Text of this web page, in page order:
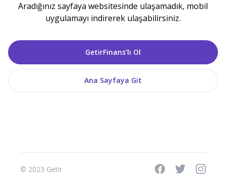
Aradığınız sayfaya websitesinde ulaşamadık, mobil
uygulamayı indirerek ulaşabilirsiniz.
GetirFinans’lı Ol
Ana Sayfaya Git
© 2023 Getir